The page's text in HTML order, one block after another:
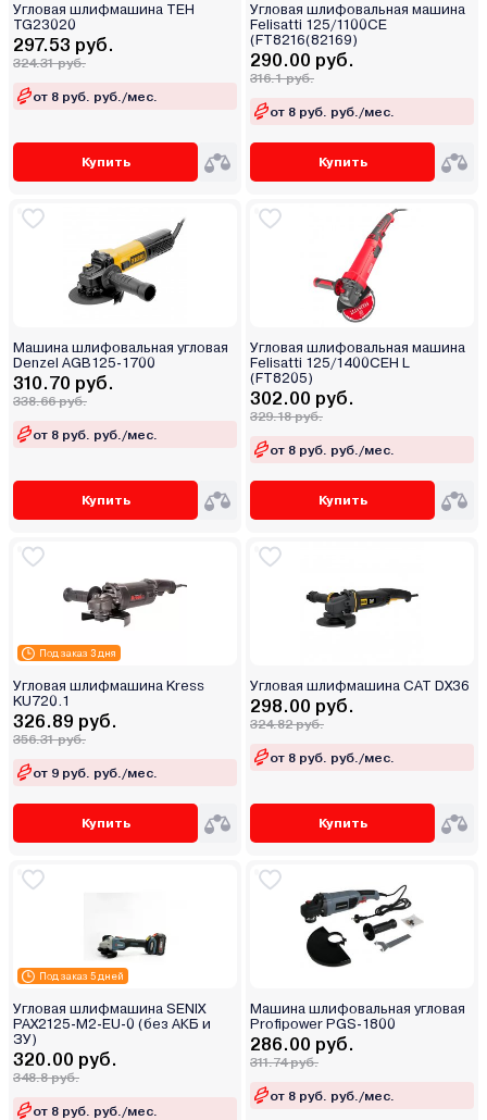
Угловая шлифмашина TEH
TG23020
297.53 руб.
324.31 руб.
от 8 руб. руб./мес.
Купить
Угловая шлифовальная машина
Felisatti 125/1100CE
(FT8216(82169)
290.00 руб.
316.1 руб.
от 8 руб. руб./мес.
Купить
Машина шлифовальная угловая
Denzel AGB125-1700
310.70 руб.
338.66 руб.
от 8 руб. руб./мес.
Купить
Угловая шлифовальная машина
Felisatti 125/1400CEH L
(FT8205)
302.00 руб.
329.18 руб.
от 8 руб. руб./мес.
Купить
Под заказ 3 дня
Угловая шлифмашина Kress
KU720.1
326.89 руб.
356.31 руб.
от 9 руб. руб./мес.
Купить
Угловая шлифмашина CAT DX36
298.00 руб.
324.82 руб.
от 8 руб. руб./мес.
Купить
Под заказ 5 дней
Угловая шлифмашина SENIX
PAX2125-M2-EU-0 (без АКБ и
ЗУ)
320.00 руб.
348.8 руб.
от 8 руб. руб./мес.
Машина шлифовальная угловая
Profipower PGS-1800
286.00 руб.
311.74 руб.
от 8 руб. руб./мес.